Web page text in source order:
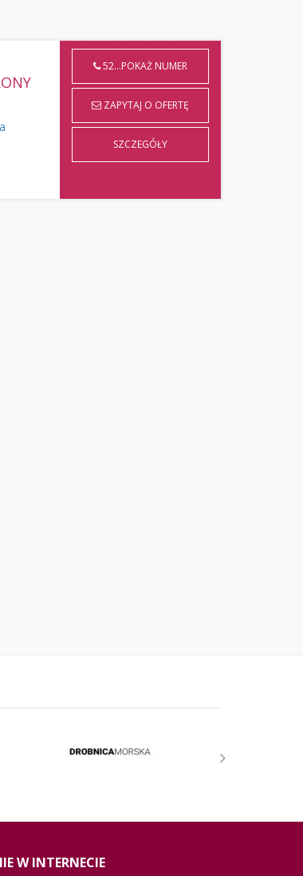
52...POKAŻ NUMER
ZAPYTAJ O OFERTĘ
SZCZEGÓŁY
W INTERNECIE